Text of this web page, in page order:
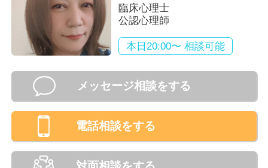
臨床心理士
公認心理師
本日20:00〜 相談可能
メッセージ相談をする
電話相談をする